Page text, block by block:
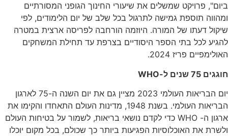
ביום", פרויקט שמשלים את שיעורי החינוך הגופני המסורתיים
ומהווה תוספת גמישה לתרגול בכל שלב של יום הלימודים, לפי
שיקול דעתו של המורה. היוזמה הורחבה לפריסה ארצית במטרה
להגיע לכל בתי הספר היסודיים בצרפת עד תחילת המשחקים
האולימפיים פריז 2024.
חוגגים 75 שנים ל-
WHO
יום הבריאות העולמי 2023 מציין גם את יום השנה ה-75 לארגון
הבריאות העולמי. בשנת 1948, מדינות העולם התאחדו והקימו את
ארגון ה- WHO כדי לקדם נושאי בריאות, לשמור על בטיחות העולם
ולשרת את האוכלוסיות הפגיעות ביותר כך שכולם, בכל מקום יוכלו